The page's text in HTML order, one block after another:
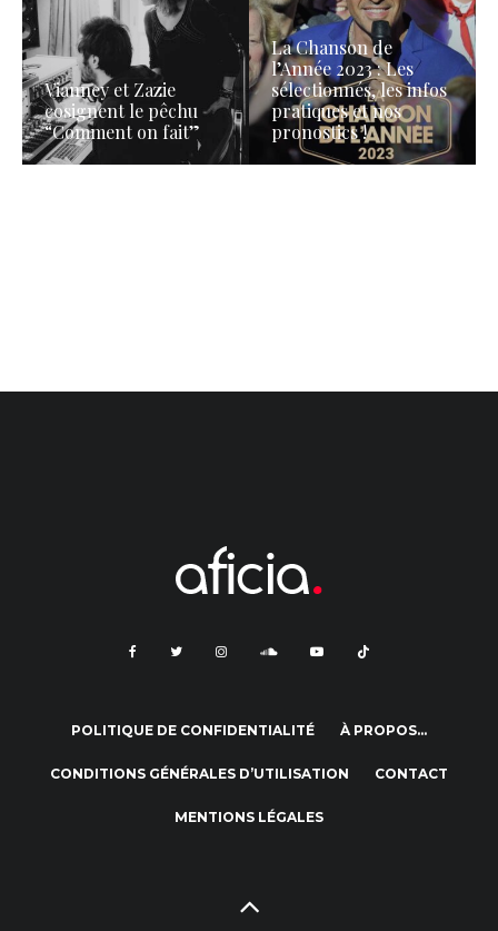
Vianney et Zazie
cosignent le pêchu
“Comment on fait”
La Chanson de
l’Année 2023 : Les
sélectionnés, les infos
pratiques et nos
pronostics !
POLITIQUE DE CONFIDENTIALITÉ À PROPOS…
CONDITIONS GÉNÉRALES D’UTILISATION CONTACT
MENTIONS LÉGALES